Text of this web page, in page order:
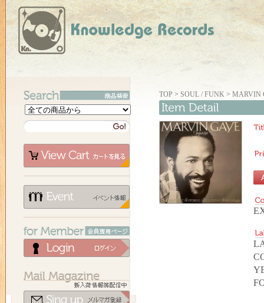
TOP > SOUL / FUNK > MARVIN